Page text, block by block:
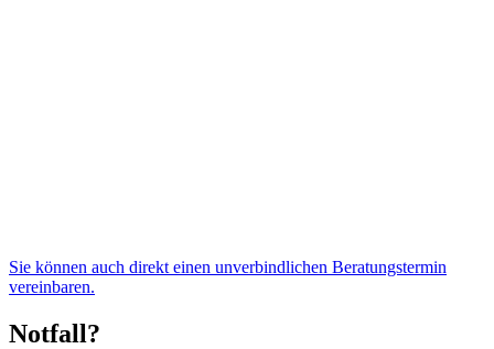
Sie können auch direkt einen unverbindlichen Beratungstermin
vereinbaren.
Notfall?